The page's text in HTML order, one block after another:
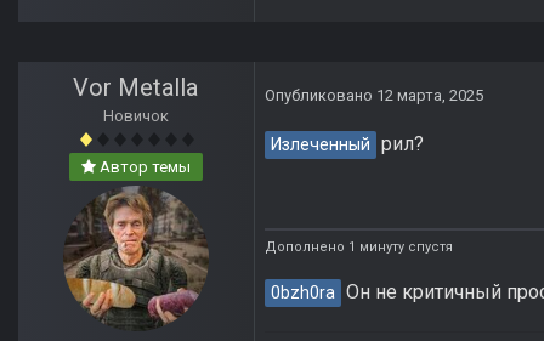
Vor Metalla
Новичок
Автор темы
Опубликовано 12 марта, 2025
Излеченный рил?
Дополнено 1 минуту спустя
0bzh0ra Он не критичный